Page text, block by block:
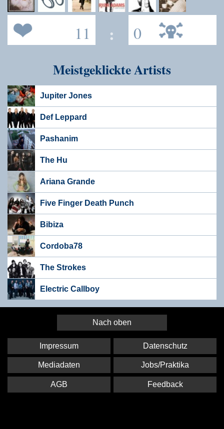
11 : 0
Meistgeklickte Artists
Jupiter Jones
Def Leppard
Pashanim
The Hu
Ariana Grande
Five Finger Death Punch
Bibiza
Cordoba78
The Strokes
Electric Callboy
Nach oben
Impressum Datenschutz
Mediadaten Jobs/Praktika
AGB Feedback